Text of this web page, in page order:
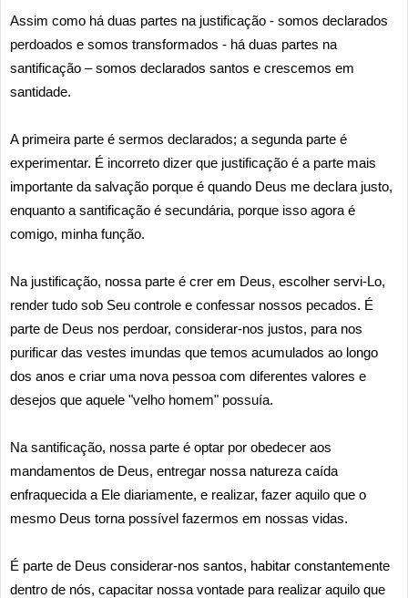
Assim como há duas partes na justificação - somos declarados
perdoados e somos transformados - há duas partes na
santificação – somos declarados santos e crescemos em
santidade.
A primeira parte é sermos declarados; a segunda parte é
experimentar. É incorreto dizer que justificação é a parte mais
importante da salvação porque é quando Deus me declara justo,
enquanto a santificação é secundária, porque isso agora é
comigo, minha função.
Na justificação, nossa parte é crer em Deus, escolher servi-Lo,
render tudo sob Seu controle e confessar nossos pecados. É
parte de Deus nos perdoar, considerar-nos justos, para nos
purificar das vestes imundas que temos acumulados ao longo
dos anos e criar uma nova pessoa com diferentes valores e
desejos que aquele "velho homem" possuía.
Na santificação, nossa parte é optar por obedecer aos
mandamentos de Deus, entregar nossa natureza caída
enfraquecida a Ele diariamente, e realizar, fazer aquilo que o
mesmo Deus torna possível fazermos em nossas vidas.
É parte de Deus considerar-nos santos, habitar constantemente
dentro de nós, capacitar nossa vontade para realizar aquilo que